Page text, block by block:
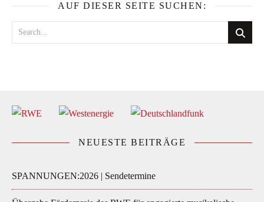
AUF DIESER SEITE SUCHEN:
NEUESTE BEITRÄGE
SPANNUNGEN:2026 | Sendetermine